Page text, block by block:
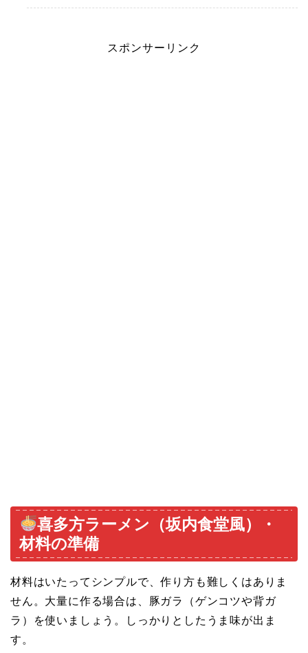
スポンサーリンク
喜多方ラーメン（坂内食堂風）・
材料の準備
材料はいたってシンプルで、作り方も難しくはありま
せん。大量に作る場合は、豚ガラ（ゲンコツや背ガ
ラ）を使いましょう。しっかりとしたうま味が出ま
す。